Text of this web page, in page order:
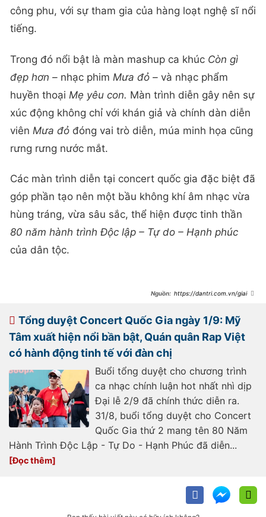
công phu, với sự tham gia của hàng loạt nghệ sĩ nổi
tiếng.
Trong đó nổi bật là màn mashup ca khúc Còn gì
đẹp hơn – nhạc phim Mưa đỏ – và nhạc phẩm
huyền thoại Mẹ yêu con. Màn trình diễn gây nên sự
xúc động không chỉ với khán giả và chính dàn diễn
viên Mưa đỏ đóng vai trò diễn, múa minh họa cũng
rưng rưng nước mắt.
Các màn trình diễn tại concert quốc gia đặc biệt đã
góp phần tạo nên một bầu không khí âm nhạc vừa
hùng tráng, vừa sâu sắc, thể hiện được tinh thần
80 năm hành trình Độc lập – Tự do – Hạnh phúc
của dân tộc.
https://dantri.com.vn/giai-
concert-quoc-gia-
20250901231555710.htm
Tổng duyệt Concert Quốc Gia ngày 1/9: Mỹ
Tâm xuất hiện nổi bần bật, Quán quân Rap Việt
có hành động tinh tế với đàn chị
Buổi tổng duyệt cho chương trình
ca nhạc chính luận hot nhất nhì dịp
Đại lễ 2/9 đã chính thức diễn ra.
31/8, buổi tổng duyệt cho Concert
Quốc Gia thứ 2 mang tên 80 Năm
Hành Trình Độc Lập - Tự Do - Hạnh Phúc đã diễn...